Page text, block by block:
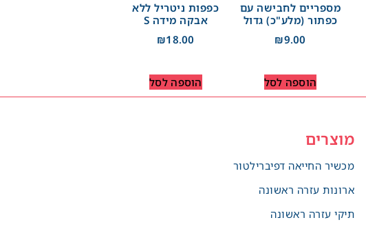
מספריים לחבישה עם
כפתור (מלע"כ) גדול
₪9.00
הוספה לסל
כפפות ניטריל ללא
אבקה מידה S
₪18.00
הוספה לסל
מוצרים
מכשיר החייאה דפיברילטור
ארונות עזרה ראשונה
תיקי עזרה ראשונה